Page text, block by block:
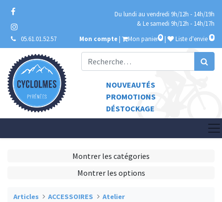
Du lundi au vendredi 9h/12h - 14h/19h
& Le samedi 9h/12h - 14h/17h
05.61.01.52.57
Mon compte | Mon panier 0 | Liste d'envie 0
NOUVEAUTÉS
PROMOTIONS
DÉSTOCKAGE
Montrer les catégories
Montrer les options
Articles ACCESSOIRES
Atelier